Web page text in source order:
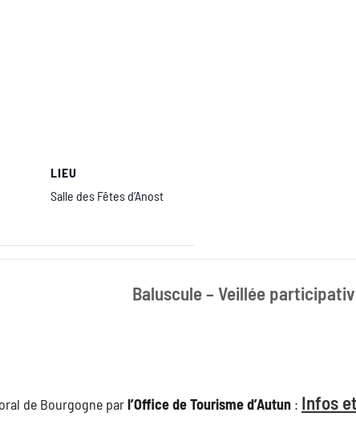
LIEU
Salle des Fêtes d’Anost
Baluscule – Veillée
de Bourgogne parl’Office de Tourisme d’Autun : Infos et